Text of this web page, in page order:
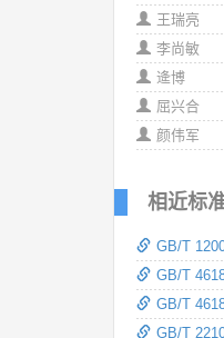
王瑞亮
李尚敏
逄博
屈兴合
颜伟军
相近标
GB/T
GB/T
GB/T
GB/T